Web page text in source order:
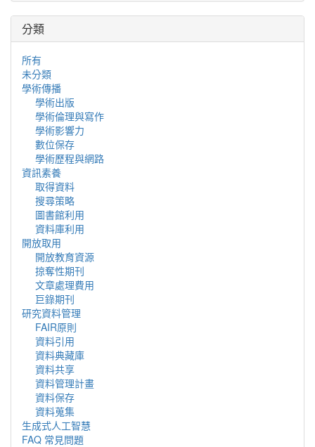
分類
所有
未分類
學術傳播
學術出版
學術倫理與寫作
學術影響力
數位保存
學術歷程與網路
資訊素養
取得資料
搜尋策略
圖書館利用
資料庫利用
開放取用
開放教育資源
掠奪性期刊
文章處理費用
巨錄期刊
研究資料管理
FAIR原則
資料引用
資料典藏庫
資料共享
資料管理計畫
資料保存
資料蒐集
生成式人工智慧
FAQ 常見問題